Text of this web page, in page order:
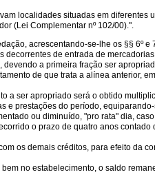
localidades situadas em
(Lei Complementar nº 102/00).".
acrescentando-se-lhe os §§ 6º e
de entrada de
a primeira fração ser
de que trata a alínea anterior,
a ser apropriado será o obtido
prestações do período,
ou diminuído, "pro rata" dia,
o prazo de quatro anos
os demais créditos, para efeito da
no estabelecimento, o saldo